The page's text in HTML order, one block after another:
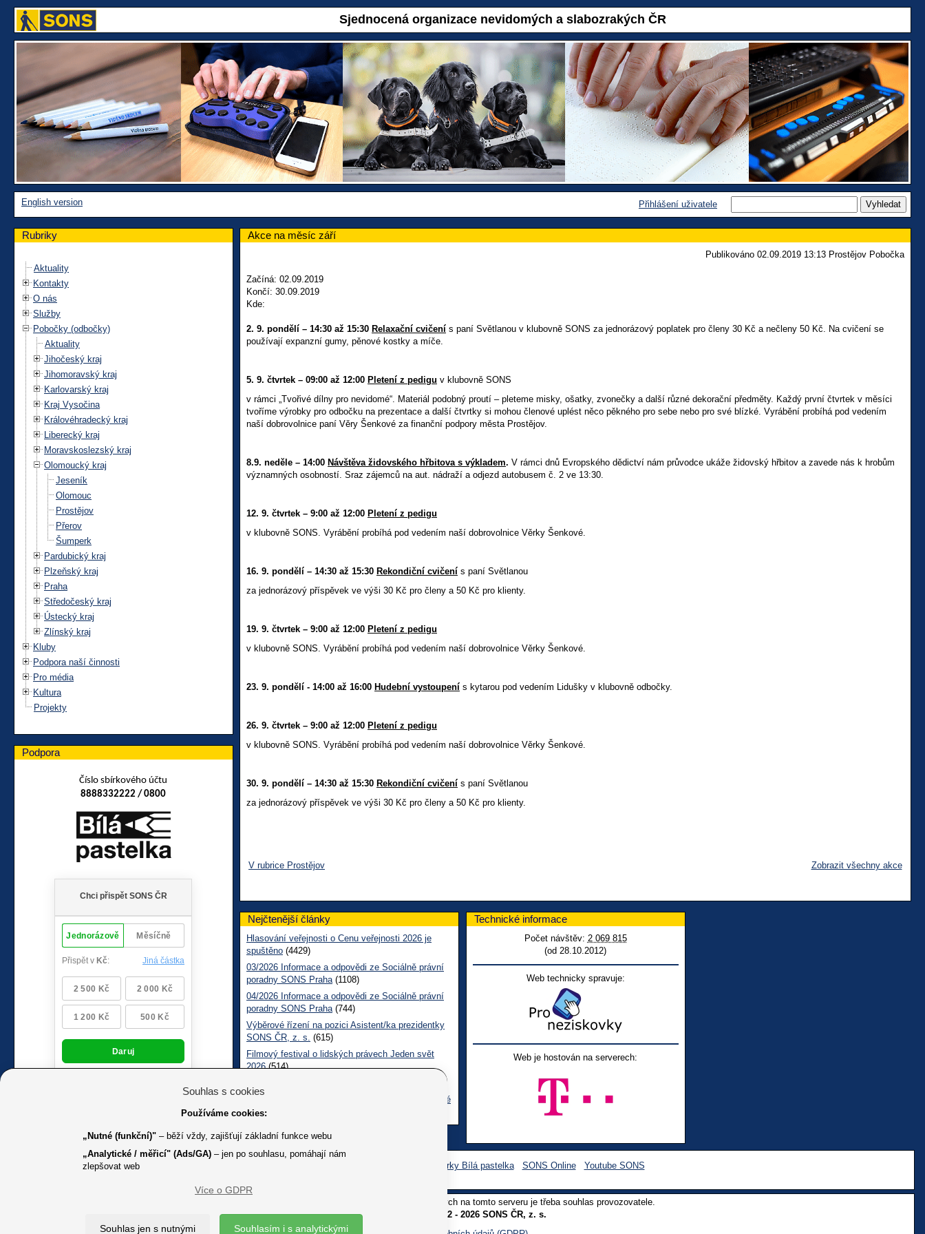
Sjednocená organizace nevidomých a slabozrakých ČR
English version Přihlášení uživatele
Rubriky
Aktuality
Kontakty
O nás
Služby
Pobočky (odbočky)
Aktuality
Jihočeský kraj
Jihomoravský kraj
Karlovarský kraj
Kraj Vysočina
Královéhradecký kraj
Liberecký kraj
Moravskoslezský kraj
Olomoucký kraj
Jeseník
Olomouc
Prostějov
Přerov
Šumperk
Pardubický kraj
Plzeňský kraj
Praha
Středočeský kraj
Ústecký kraj
Zlínský kraj
Kluby
Podpora naší činnosti
Pro média
Kultura
Projekty
Akce na měsíc září
Publikováno 02.09.2019 13:13 Prostějov Pobočka
Začíná: 02.09.2019
Končí: 30.09.2019
Kde:
2. 9. pondělí – 14:30 až 15:30 Relaxační cvičení s paní Světlanou v klubovně SONS za jednorázový poplatek pro členy 30 Kč a nečleny 50 Kč. Na cvičení se
používají expanzní gumy, pěnové kostky a míče.
5. 9. čtvrtek – 09:00 až 12:00 Pletení z pedigu v klubovně SONS
v rámci „Tvořivé dílny pro nevidomé“. Materiál podobný proutí – pleteme misky, ošatky, zvonečky a další různé dekorační předměty. Každý první čtvrtek v měsíci
tvoříme výrobky pro odbočku na prezentace a další čtvrtky si mohou členové uplést něco pěkného pro sebe nebo pro své blízké. Vyrábění probíhá pod vedením
naší dobrovolnice paní Věry Šenkové za finanční podpory města Prostějov.
8.9. neděle – 14:00 Návštěva židovského hřbitova s výkladem. V rámci dnů Evropského dědictví nám průvodce ukáže židovský hřbitov a zavede nás k hrobům
významných osobností. Sraz zájemců na aut. nádraží a odjezd autobusem č. 2 ve 13:30.
12. 9. čtvrtek – 9:00 až 12:00 Pletení z pedigu
v klubovně SONS. Vyrábění probíhá pod vedením naší dobrovolnice Věrky Šenkové.
16. 9. pondělí – 14:30 až 15:30 Rekondiční cvičení s paní Světlanou
za jednorázový příspěvek ve výši 30 Kč pro členy a 50 Kč pro klienty.
19. 9. čtvrtek – 9:00 až 12:00 Pletení z pedigu
v klubovně SONS. Vyrábění probíhá pod vedením naší dobrovolnice Věrky Šenkové.
23. 9. pondělí - 14:00 až 16:00 Hudební vystoupení s kytarou pod vedením Lidušky v klubovně odbočky.
26. 9. čtvrtek – 9:00 až 12:00 Pletení z pedigu
v klubovně SONS. Vyrábění probíhá pod vedením naší dobrovolnice Věrky Šenkové.
30. 9. pondělí – 14:30 až 15:30 Rekondiční cvičení s paní Světlanou
za jednorázový příspěvek ve výši 30 Kč pro členy a 50 Kč pro klienty.
V rubrice Prostějov Zobrazit všechny akce
Podpora
Číslo sbírkového účtu
8888332222 / 0800
Nejčtenější články
Hlasování veřejnosti o Cenu veřejnosti 2026 je
spuštěno (4429)
03/2026 Informace a odpovědi ze Sociálně právní
poradny SONS Praha (1108)
04/2026 Informace a odpovědi ze Sociálně právní
poradny SONS Praha (744)
Výběrové řízení na pozici Asistent/ka prezidentky
SONS ČR, z. s. (615)
Filmový festival o lidských právech Jeden svět
2026(514)
05/2026 Informace a odpovědi na dotazy z pražské
Sociálně právní poradny SONS
Technické informace
Počet návštěv: 2 069 815
(od 28.10.2012)
Web technicky spravuje:
Web je hostován na serverech:
Facebook sbírky Bílá pastelka SONS Online Youtube SONS
K jakémukoliv užití textů a obrázků uvedených na tomto serveru je třeba souhlas provozovatele.
Copyright © 2012 - 2026 SONS ČR, z. s.
Souhlas s cookies
Používáme cookies:
„Nutné (funkční)" – běží vždy, zajišťují základní funkce webu
„Analytické / měřicí" (Ads/GA) – jen po souhlasu, pomáhají nám
zlepšovat web
Více o GDPR
Souhlas jen s nutnými Souhlasím i s analytickými